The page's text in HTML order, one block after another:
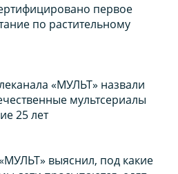
первое
по растительному
«МУЛЬТ» назвали
мультсериалы
25 лет
выяснил, под какие